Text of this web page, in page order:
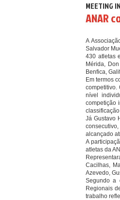
MEETING
ANAR
A
Salvador
430 atletas
Mérida,
Benfica,
Em termos
competitivo.
nível
competição
Já Gustavo
alcançado
A
atletas da
Cacilhas,
Azevedo,
Segundo a
Regionais
trabalho